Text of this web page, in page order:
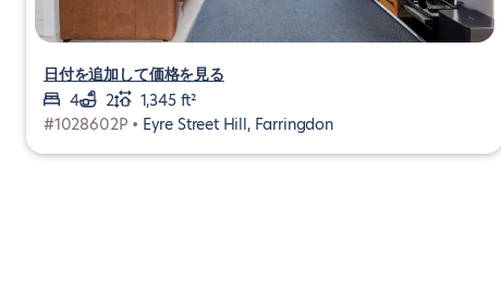
日付を追加して価格を見る
4
2
1,345 ft²
#1028602P • Eyre Street Hill, Farringdon